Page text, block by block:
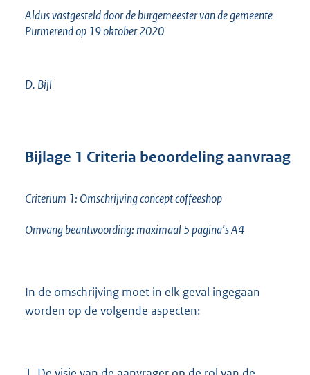
Aldus vastgesteld door de burgemeester van de gemeente
Purmerend op 19 oktober 2020
D. Bijl
Bijlage 1 Criteria beoordeling aanvraag
Criterium 1: Omschrijving concept coffeeshop
Omvang beantwoording: maximaal 5 pagina’s A4
In de omschrijving moet in elk geval ingegaan
worden op de volgende aspecten: